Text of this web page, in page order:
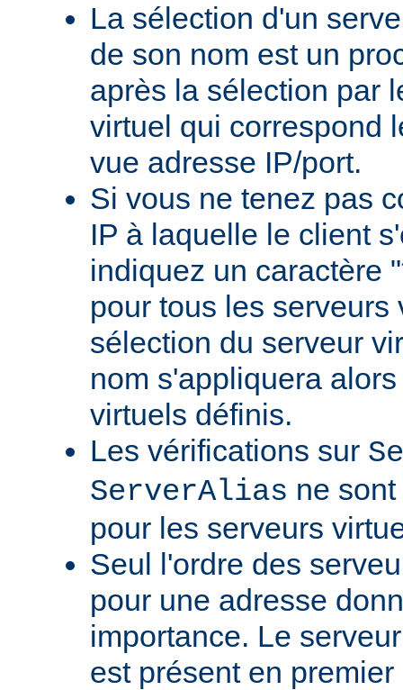
La sélection d'un
de son nom est un
après la sélection par
virtuel qui correspond
vue adresse IP/port.
Si vous ne tenez pas
IP à laquelle le client
indiquez un caractère
pour tous les serveurs
sélection du serveur
nom s'appliquera
virtuels définis.
Les vérifications sur
ServerAlias ne
pour les serveurs
Seul l'ordre des
pour une adresse
importance. Le
est présent en